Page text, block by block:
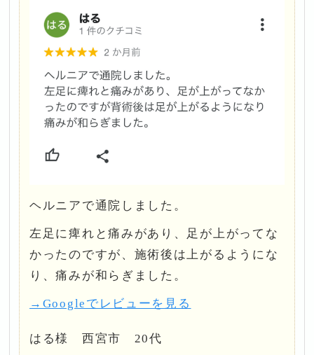
ヘルニアで通院しました。
左足に痺れと痛みがあり、足が上がってな
かったのですが、施術後は上がるようにな
り、痛みが和らぎました。
→Googleでレビューを見る
はる様 西宮市 20代